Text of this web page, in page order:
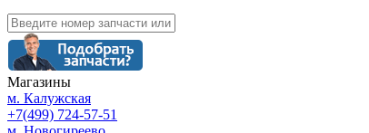
Магазины
м. Калужская
+7(499) 724-57-51